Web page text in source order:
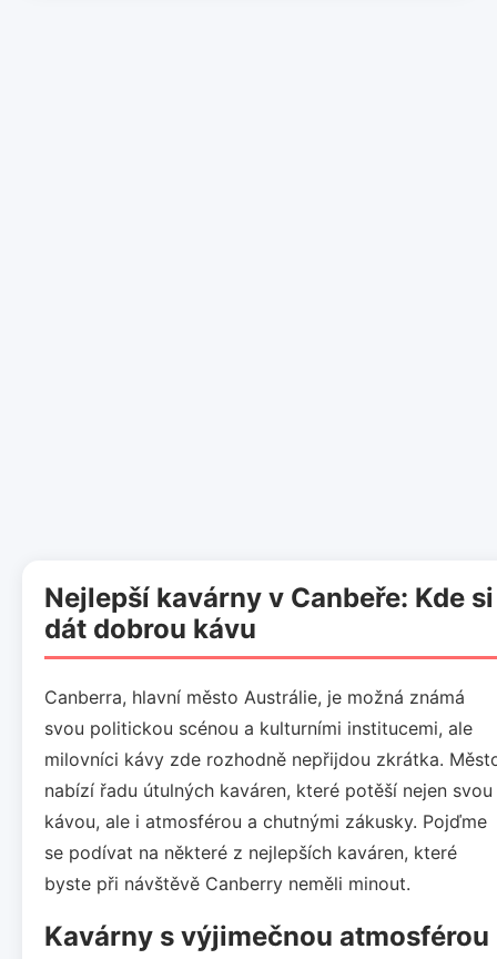
Nejlepší kavárny v Canbeře: Kde si
dát dobrou kávu
Canberra, hlavní město Austrálie, je možná známá
svou politickou scénou a kulturními institucemi, ale
milovníci kávy zde rozhodně nepřijdou zkrátka.
nabízí řadu útulných kaváren, které potěší nejen svou
kávou, ale i atmosférou a chutnými zákusky. Pojďme
se podívat na některé z nejlepších kaváren, které
byste při návštěvě Canberry neměli minout.
Kavárny s výjimečnou atmosférou